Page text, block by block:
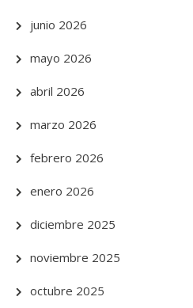
junio 2026
mayo 2026
abril 2026
marzo 2026
febrero 2026
enero 2026
diciembre 2025
noviembre 2025
octubre 2025